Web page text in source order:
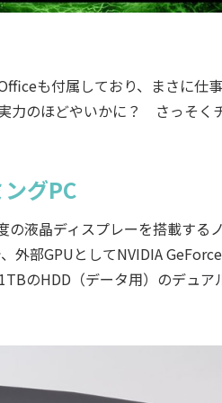
も付属しており、まさに仕
力のほどやいかに？ さっそく
グPC
液晶ディスプレーを搭載する
外部GPUとしてNVIDIA
のHDD（データ用）のデュア